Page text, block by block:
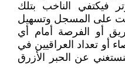
فيكتفي الناخب بتلك
على المسجل وتسهيل
أو الفرصة أمام أي
أو تعداد العراقيين في
عن الحبر الأزرق